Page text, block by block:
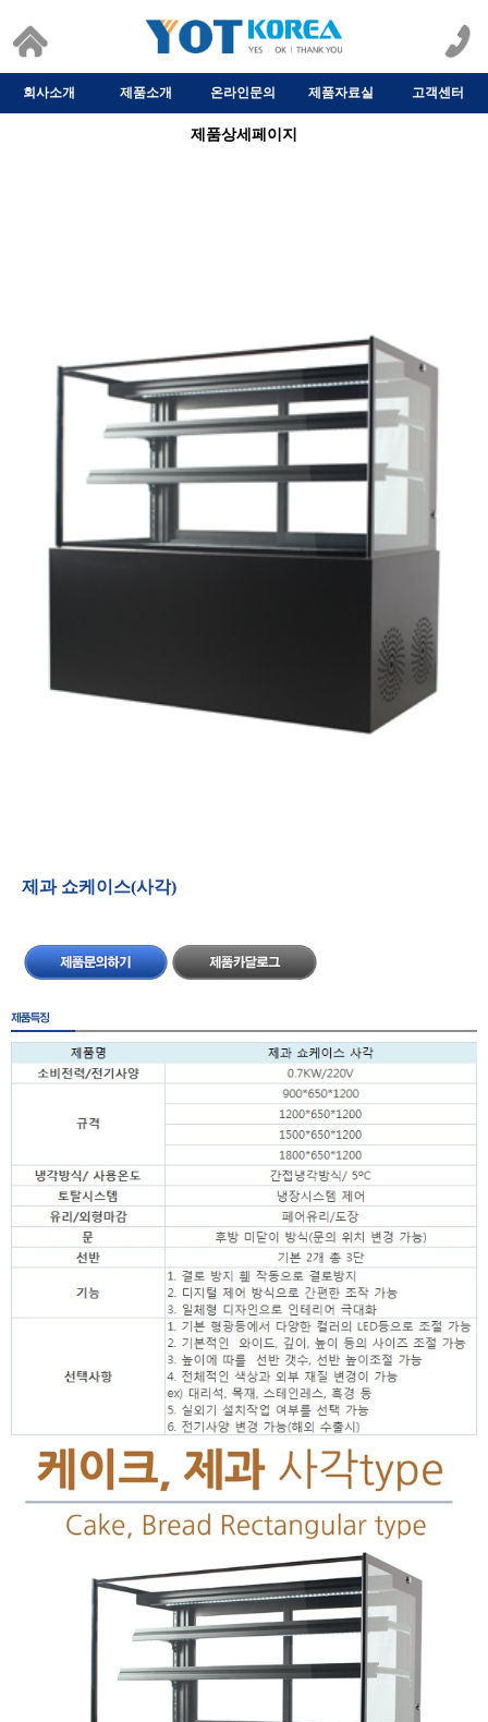
회사소개 제품소개 온라인문의 제품자료실 고객센터
제품상세페이지
제과쇼케이스(사각)